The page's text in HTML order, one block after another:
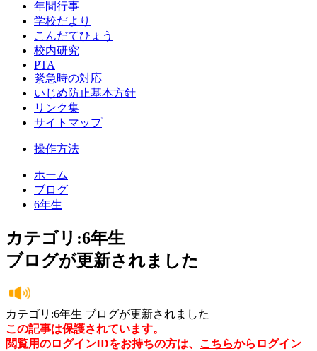
年間行事
学校だより
こんだてひょう
校内研究
PTA
緊急時の対応
いじめ防止基本方針
リンク集
サイトマップ
操作方法
ホーム
ブログ
6年生
カテゴリ:6年生
ブログが更新されました
カテゴリ:6年生 ブログが更新されました
この記事は保護されています。
閲覧用のログインIDをお持ちの方は、 こちらからログイン